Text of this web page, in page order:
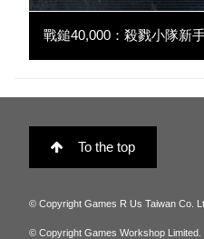
戰鎚40,000：殺戮小隊新
To the top
© Copyright Games R Us Taiwan Co.
© Copyright Games Workshop